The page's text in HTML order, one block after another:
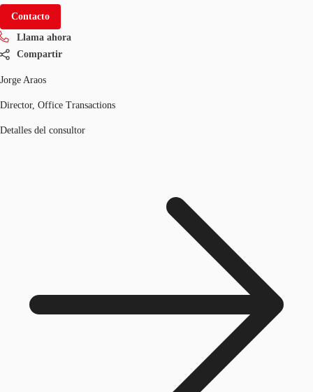
Contacto
Llama ahora
Compartir
Jorge Araos
Director, Office Transactions
Detalles del consultor